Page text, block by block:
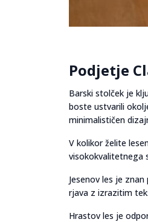
Podjetje
Barski stolček je
boste ustvarili
minimalističen
V kolikor želite
visokokvalitetnega
Jesenov les je
rjava z izrazitim
Hrastov les je